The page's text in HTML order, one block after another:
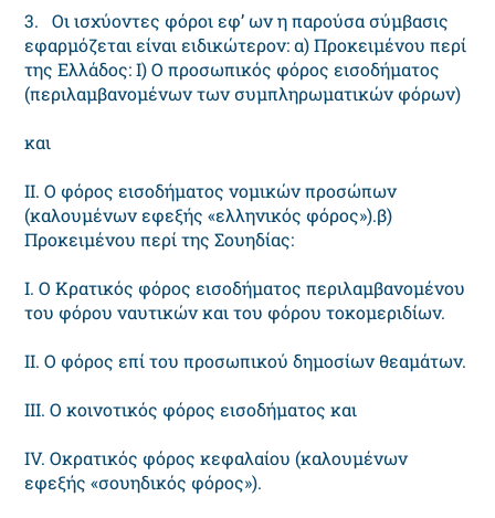
3. Oι ισχύοντες φόροι εφ’ ων η παρούσα σύμβασις
εφαρμόζεται είναι ειδικώτερον: α) Προκειμένου περί
της Eλλάδος: I) O προσωπικός φόρος εισοδήματος
(περιλαμβανομένων των συμπληρωματικών φόρων)
και
II. O φόρος εισοδήματος νομικών προσώπων
(καλουμένων εφεξής «ελληνικός φόρος»).β)
Προκειμένου περί της Σουηδίας:
I. O Kρατικός φόρος εισοδήματος περιλαμβανομένου
του φόρου ναυτικών και του φόρου τοκομεριδίων.
II. O φόρος επί του προσωπικού δημοσίων θεαμάτων.
III. O κοινοτικός φόρος εισοδήματος και
IV. Oκρατικός φόρος κεφαλαίου (καλουμένων
εφεξής «σουηδικός φόρος»).